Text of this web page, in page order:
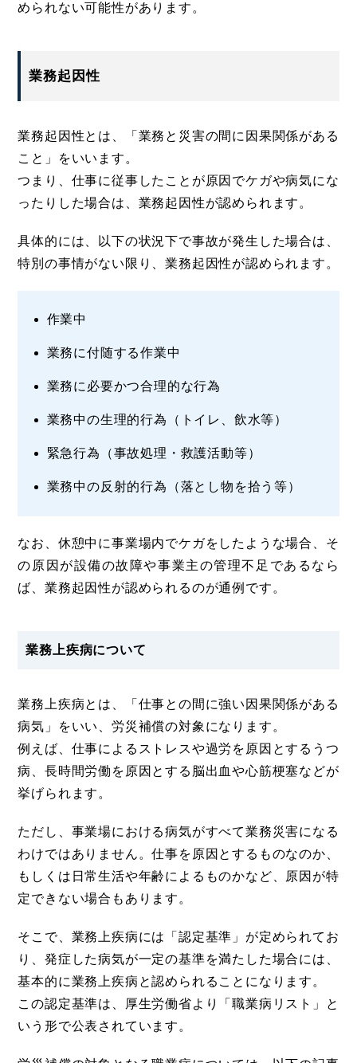
められない可能性があります。
業務起因性
業務起因性とは、「業務と災害の間に因果関係がある
こと」をいいます。
つまり、仕事に従事したことが原因でケガや病気にな
ったりした場合は、業務起因性が認められます。
具体的には、以下の状況下で事故が発生した場合は、
特別の事情がない限り、業務起因性が認められます。
作業中
業務に付随する作業中
業務に必要かつ合理的な行為
業務中の生理的行為（トイレ、飲水等）
緊急行為（事故処理・救護活動等）
業務中の反射的行為（落とし物を拾う等）
なお、休憩中に事業場内でケガをしたような場合、そ
の原因が設備の故障や事業主の管理不足であるなら
ば、業務起因性が認められるのが通例です。
業務上疾病について
業務上疾病とは、「仕事との間に強い因果関係がある
病気」をいい、労災補償の対象になります。
例えば、仕事によるストレスや過労を原因とするうつ
病、長時間労働を原因とする脳出血や心筋梗塞などが
挙げられます。
ただし、事業場における病気がすべて業務災害になる
わけではありません。仕事を原因とするものなのか、
もしくは日常生活や年齢によるものかなど、原因が特
定できない場合もあります。
そこで、業務上疾病には「認定基準」が定められてお
り、発症した病気が一定の基準を満たした場合には、
基本的に業務上疾病と認められることになります。
この認定基準は、厚生労働省より「職業病リスト」と
いう形で公表されています。